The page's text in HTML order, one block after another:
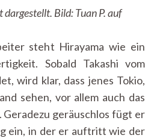
dargestellt. Bild: Tuan P. auf
steht Hirayama wie ein
Sobald Takashi vom
wird klar, dass jenes Tokio,
sehen, vor allem auch das
Geradezu geräuschlos fügt er
ein, in der er auftritt wie der